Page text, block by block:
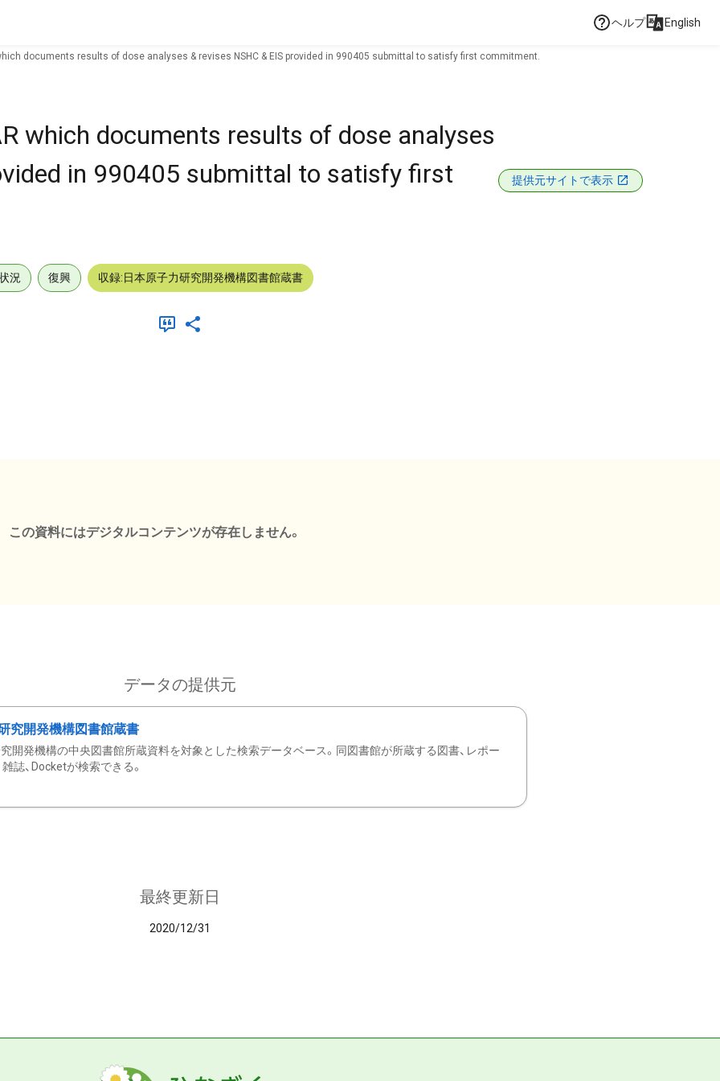
ヘルプ English
documents results of dose analyses & revises NSHC & EIS provided in 990405 submittal to satisfy first commitment.
which documents results of dose analyses
in 990405 submittal to satisfy first
提供元サイトで表示
況 復興 収録:日本原子力研究開発機構図書館蔵書
この資料にはデジタルコンテンツが存在しません。
データの提供元
究開発機構図書館蔵書
開発機構の中央図書館所蔵資料を対象とした検索データベース。同図書館が所蔵する図書、レポー
雑誌、Docketが検索できる。
最終更新日
2020/12/31